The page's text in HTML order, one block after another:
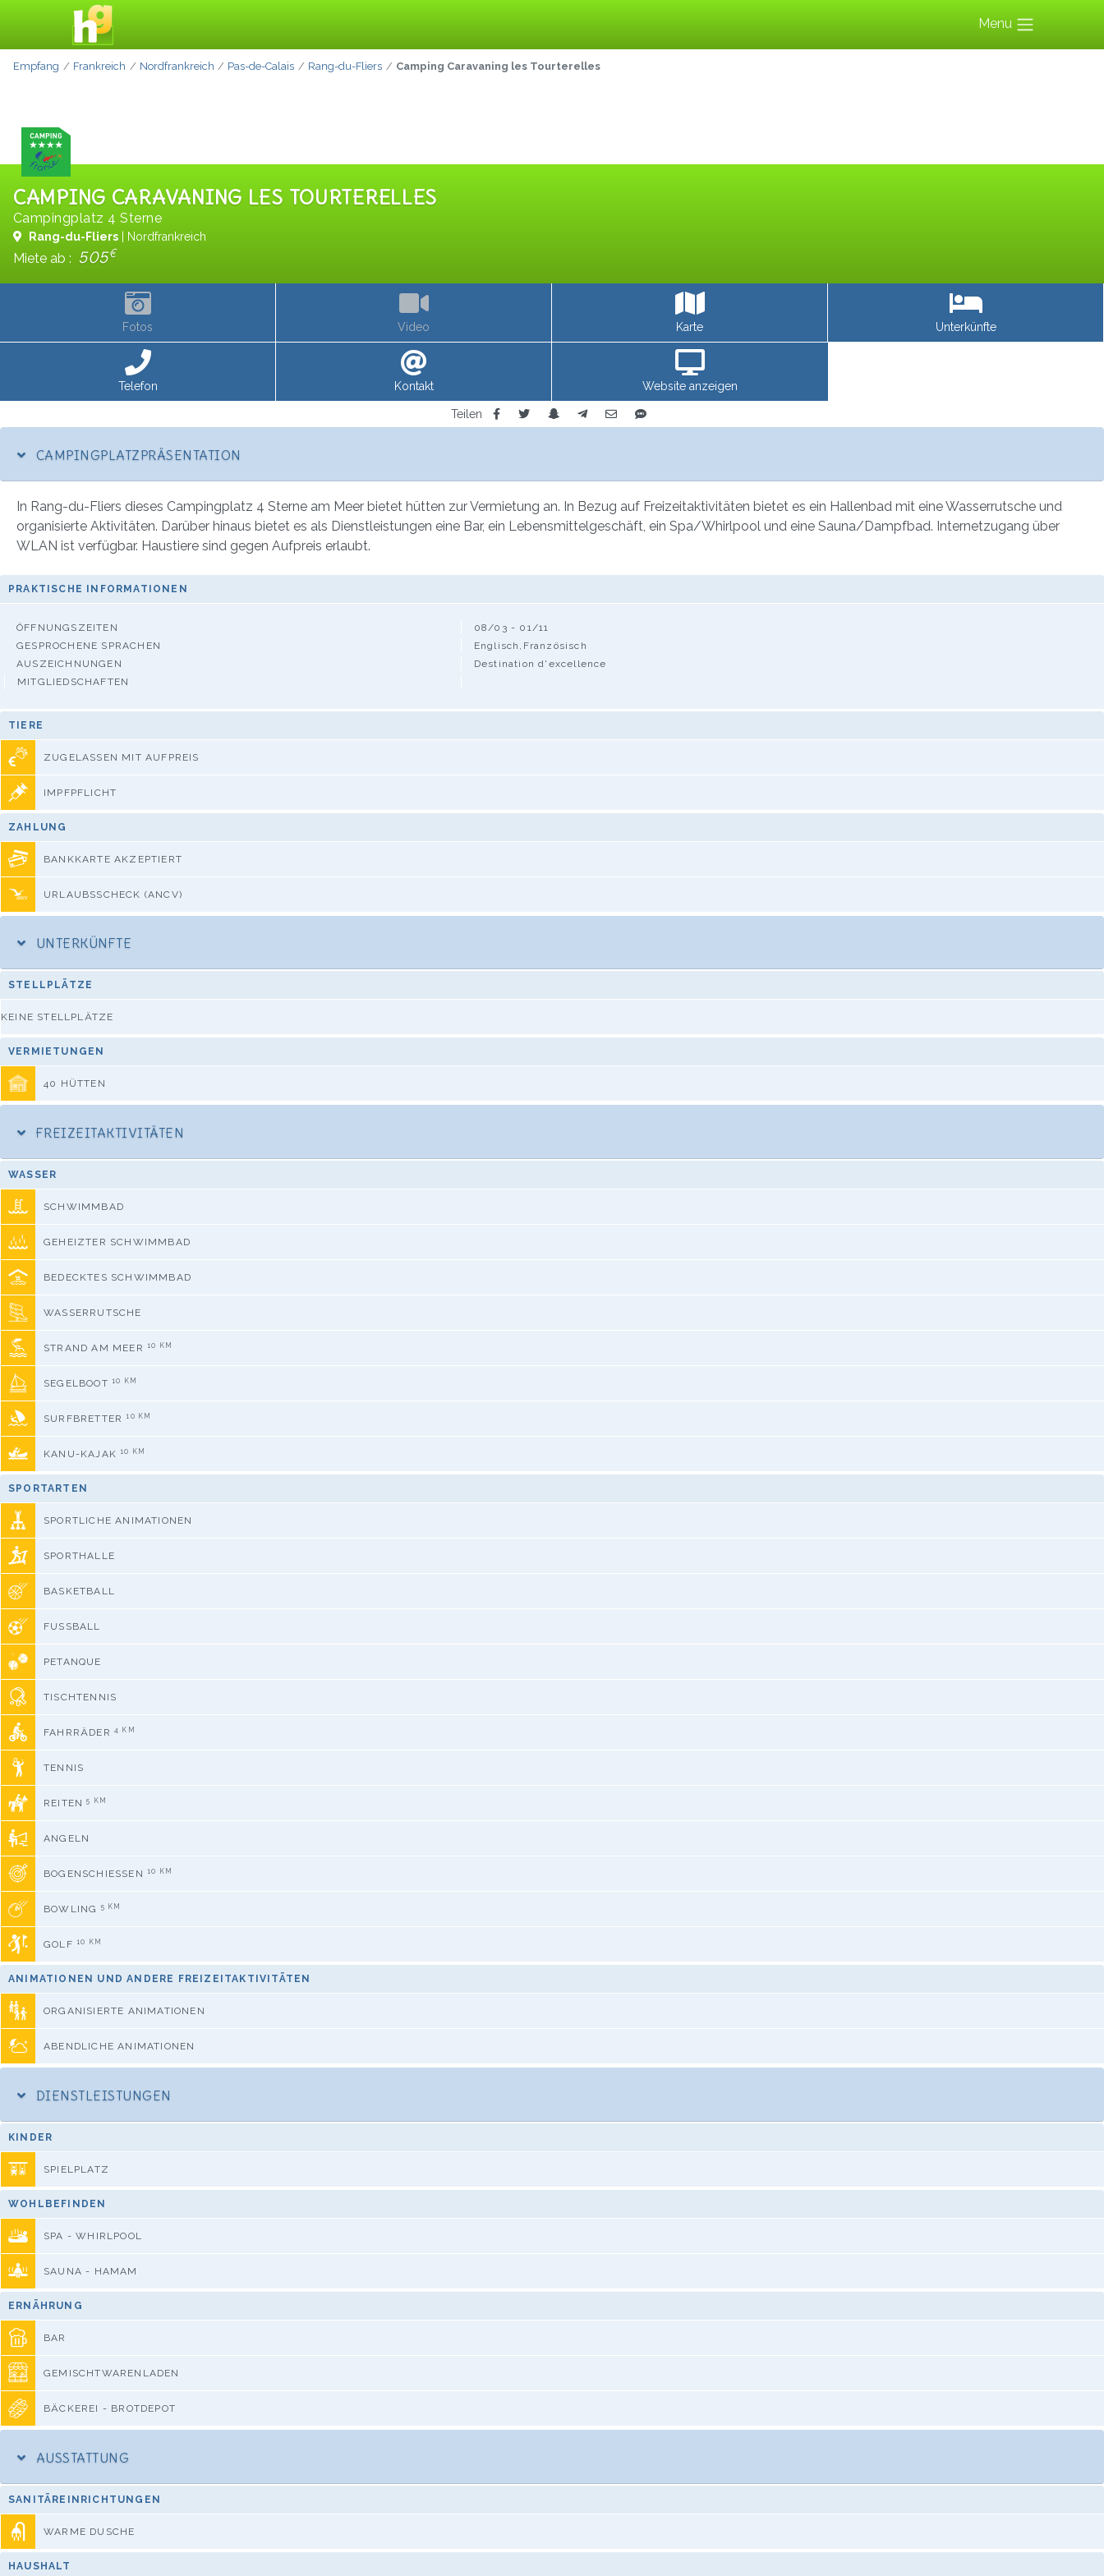
Menu
Empfang Frankreich Nordfrankreich Pas-de-Calais Rang-du-Fliers Camping Caravaning les Tourterelles
CAMPING CARAVANING LES TOURTERELLES
Campingplatz 4 Sterne
Rang-du-Fliers | Nordfrankreich
Miete ab : 505€
Fotos Video Karte Unterkünfte
Telefon Kontakt Website anzeigen
Teilen
CAMPINGPLATZPRÄSENTATION
In Rang-du-Fliers dieses Campingplatz 4 Sterne am Meer bietet hütten zur Vermietung an. In Bezug auf Freizeitaktivitäten bietet es ein Hallenbad mit eine Wasserrutsche und
organisierte Aktivitäten. Darüber hinaus bietet es als Dienstleistungen eine Bar, ein Lebensmittelgeschäft, ein Spa/Whirlpool und eine Sauna/Dampfbad. Internetzugang über
WLAN ist verfügbar. Haustiere sind gegen Aufpreis erlaubt.
PRAKTISCHE INFORMATIONEN
ÖFFNUNGSZEITEN
08/03 - 01/11
GESPROCHENE SPRACHEN
Englisch,Französisch
AUSZEICHNUNGEN
Destination d'excellence
MITGLIEDSCHAFTEN
TIERE
ZUGELASSEN MIT AUFPREIS
IMPFPFLICHT
ZAHLUNG
BANKKARTE AKZEPTIERT
URLAUBSSCHECK (ANCV)
UNTERKÜNFTE
STELLPLÄTZE
KEINE STELLPLÄTZE
VERMIETUNGEN
40 HÜTTEN
FREIZEITAKTIVITÄTEN
WASSER
SCHWIMMBAD
GEHEIZTER SCHWIMMBAD
BEDECKTES SCHWIMMBAD
WASSERRUTSCHE
STRAND AM MEER 10 KM
SEGELBOOT 10 KM
SURFBRETTER 10 KM
KANU-KAJAK 10 KM
SPORTARTEN
SPORTLICHE ANIMATIONEN
SPORTHALLE
BASKETBALL
FUSSBALL
PETANQUE
TISCHTENNIS
FAHRRÄDER 4 KM
TENNIS
REITEN5 KM
ANGELN
BOGENSCHIESSEN 10 KM
BOWLING 5 KM
GOLF 10 KM
ANIMATIONEN UND ANDERE FREIZEITAKTIVITÄTEN
ORGANISIERTE ANIMATIONEN
ABENDLICHE ANIMATIONEN
DIENSTLEISTUNGEN
KINDER
SPIELPLATZ
WOHLBEFINDEN
SPA - WHIRLPOOL
SAUNA - HAMAM
ERNÄHRUNG
BAR
GEMISCHTWARENLADEN
BÄCKEREI - BROTDEPOT
AUSSTATTUNG
SANITÄREINRICHTUNGEN
WARME DUSCHE
HAUSHALT